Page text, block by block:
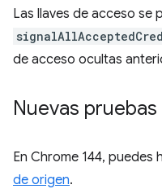
Las llaves de acceso se
de acceso ocultas
Nuevas
En Chrome 144, puedes
de origen.